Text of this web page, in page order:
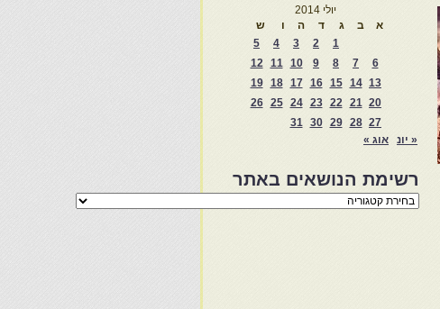
יולי 2014
א
ב ג ד ה ו
ש
1
2
3
4
5
6
7
8
9
10
11
12
13
14
15
16
17
18
19
20
21
22
23
24
25
26
27
28
29
30
31
« יונ
אוג »
רשימת הנושאים באתר
רשימת
הנושאים